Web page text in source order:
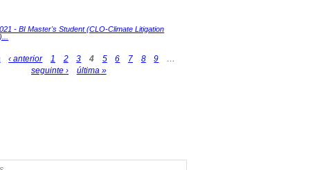
- BI Master's Student (CLO-Climate Litigation
‹ anterior 1 2 3 4 5 6 7 8 9
…
seguinte ›
última »